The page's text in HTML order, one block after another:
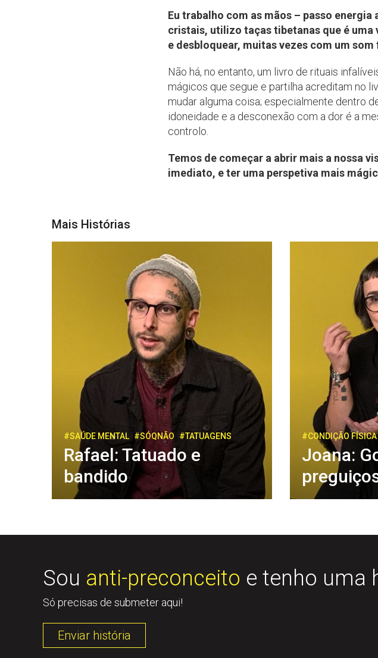
Eu trabalho com as mãos – passo
cristais, utilizo taças tibetanas que é
e desbloquear, muitas vezes com um
Não há, no entanto, um livro de rituais
mágicos que segue e partilha acreditam no
mudar alguma coisa; especialmente dentro
idoneidade e a desconexão com a dor é a
controlo.
Temos de começar a abrir mais a nossa
imediato, e ter uma perspetiva mais
Mais Histórias
#SAÚDE MENTAL #SÓQNÃO #TATUAGENS
Rafael: Tatuado e
bandido
#CONDIÇÃO FÍSICA
Joana:
Sou anti-preconceito e tenho uma
Só precisas de submeter aqui!
Enviar história